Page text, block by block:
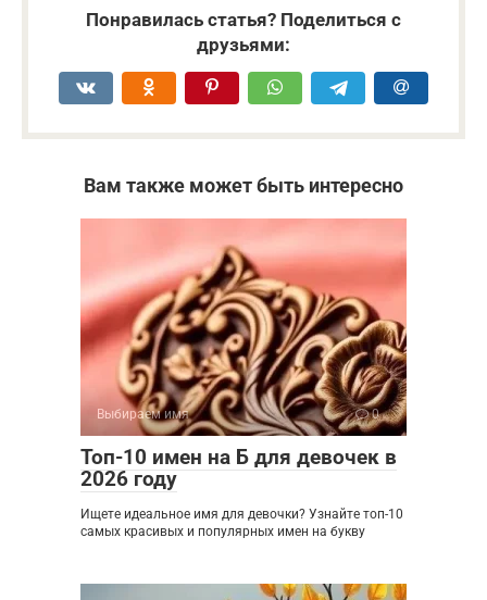
Понравилась статья? Поделиться с
друзьями:
Вам также может быть интересно
Выбираем имя 0
Топ-10 имен на Б для девочек в
2026 году
Ищете идеальное имя для девочки? Узнайте топ-10
самых красивых и популярных имен на букву